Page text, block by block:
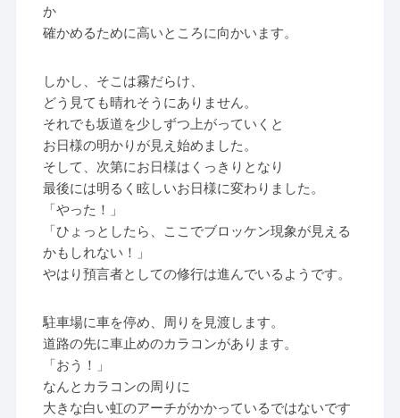
か
確かめるために高いところに向かいます。
しかし、そこは霧だらけ、
どう見ても晴れそうにありません。
それでも坂道を少しずつ上がっていくと
お日様の明かりが見え始めました。
そして、次第にお日様はくっきりとなり
最後には明るく眩しいお日様に変わりました。
「やった！」
「ひょっとしたら、ここでブロッケン現象が見える
かもしれない！」
やはり預言者としての修行は進んでいるようです。
駐車場に車を停め、周りを見渡します。
道路の先に車止めのカラコンがあります。
「おう！」
なんとカラコンの周りに
大きな白い虹のアーチがかかっているではないです